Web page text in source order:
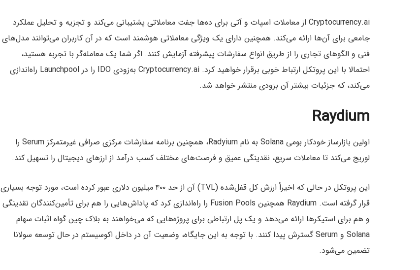
Cryptocurrency.ai از معاملات اسپات و آتی برای ده‌ها جفت معاملاتی پشتیبانی می‌کند و تجزیه و تحلیل عملکرد
جامعی برای آن‌ها ارائه می‌کند. همچنین دارای یک ویژگی معاملاتی هوشمند است که در آن کاربران می‌توانند مدل‌های
فنی و الگوهای تجاری را از طریق انواع سفارشات پیشرفته آزمایش کنند. اگر شما یک معامله‌گر با تجربه هستید،
احتمالا با این پروتکل ارتباط خوبی برقرار خواهید کرد. Cryptocurrency.ai به‌زودی IDO را در Launchpool راه‌اندازی
می‌کند، که جزئیات بیشتر آن بزودی منتشر خواهد شد.
Raydium
اولین بازارساز خودکار بومی Solana به نام Radyium، همچنین برنامه سفارشات مرکزی صرافی غیرمتمرکز Serum را
لوریج می‌کند تا معاملات سریع، نقدینگی عمیق و فرصت‌های مختلف کسب درآمد از ارزهای دیجیتال را تسهیل کند.
این پروتکل در حالی که اخیراً ارزش کل قفل‌شده (TVL) آن از حد ۴۰۰ میلیون دلاری عبور کرده است، مورد توجه بسیاری
قرار گرفته است. Raydium همچنین Fusion Pools را راه‌اندازی کرد که پاداش‌هایی را هم برای تأمین‌کنندگان نقدینگی
و هم برای استیکرها ارائه می‌دهد و یک پل ارتباطی برای پروژه‌هایی که می‌خواهند به بلاک چین گواه اثبات سهام
Solana و Serum گسترش پیدا کنند. با توجه به این جایگاه، وضعیت آن در داخل اکوسیستم در حال توسعه سولانا
تضمین می‌شود.